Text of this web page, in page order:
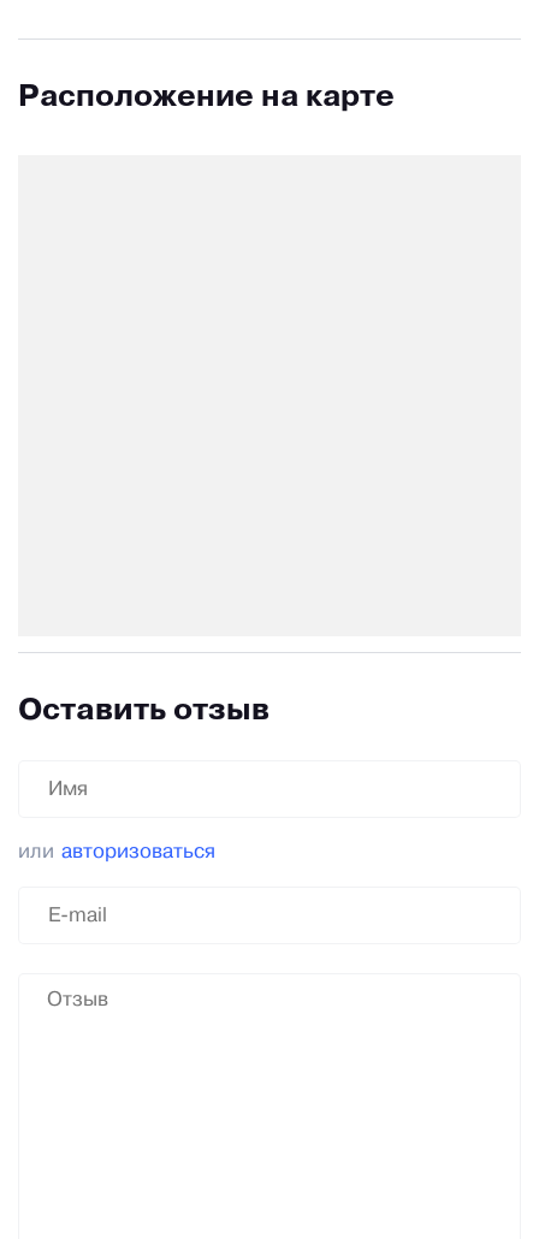
Расположение на карте
Оставить отзыв
или авторизоваться